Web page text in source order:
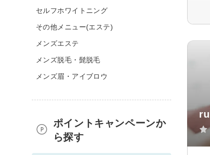
セルフホワイトニング
その他メニュー(エステ)
メンズエステ
メンズ脱毛・髭脱毛
メンズ眉・アイブロウ
ポイントキャンペーンか
ら探す